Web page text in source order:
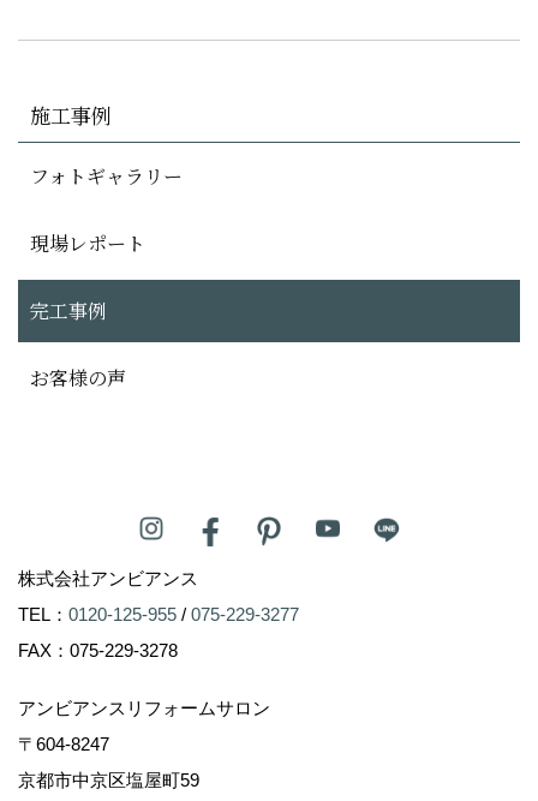
施工事例
フォトギャラリー
現場レポート
完工事例
お客様の声
株式会社アンビアンス
TEL： 0120-125-955 / 075-229-3277
FAX：075-229-3278
アンビアンスリフォームサロン
〒604-8247
京都市中京区塩屋町59